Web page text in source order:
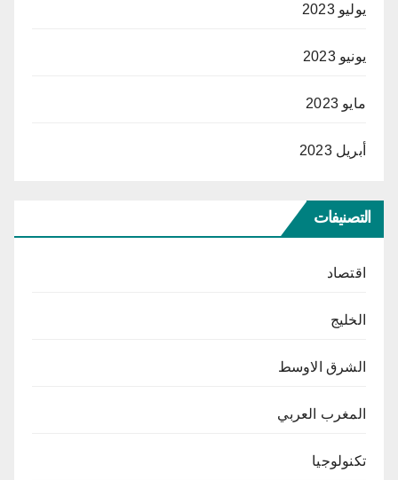
يوليو 2023
يونيو 2023
مايو 2023
أبريل 2023
التصنيفات
اقتصاد
الخليج
الشرق الاوسط
المغرب العربي
تكنولوجيا